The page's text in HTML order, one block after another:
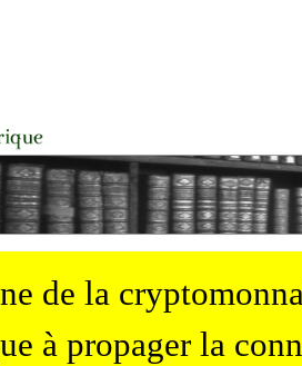
de la
à propager la